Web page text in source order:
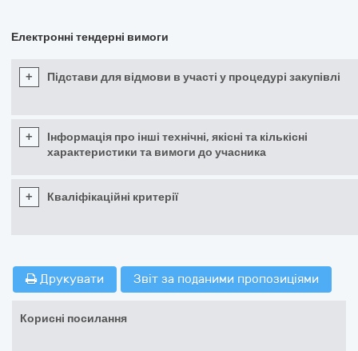
Електронні тендерні вимоги
+ Підстави для відмови в участі у процедурі закупівлі
+
Інформація про інші технічні, якісні та кількісні
характеристики та вимоги до учасника
+ Кваліфікаційні критерії
Друкувати Звіт за поданими пропозиціями
Корисні посилання